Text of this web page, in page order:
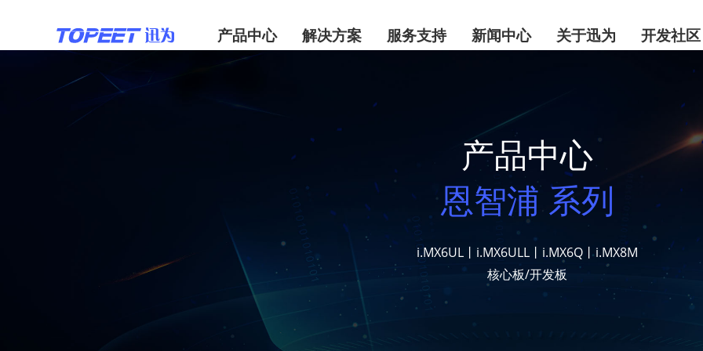
产品中心 解决方案 服务支持 新闻中心 关于迅为 开发社区
产品中心
恩智浦 系列
i.MX6UL丨i.MX6ULL丨i.MX6Q丨i.MX8M
核心板/开发板